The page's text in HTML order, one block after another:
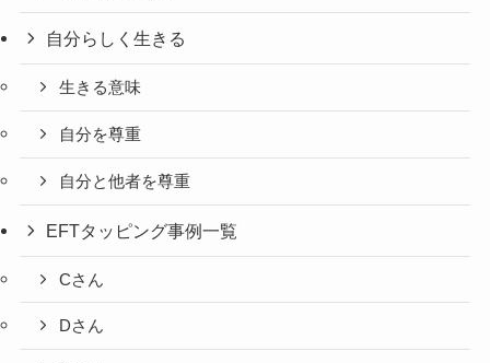
自分らしく生きる
生きる意味
自分を尊重
自分と他者を尊重
EFTタッピング事例一覧
Cさん
Dさん